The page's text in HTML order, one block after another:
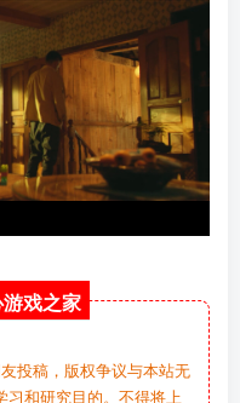
戏之家
投稿，版权争议与本站无
习和研究目的。不得将上